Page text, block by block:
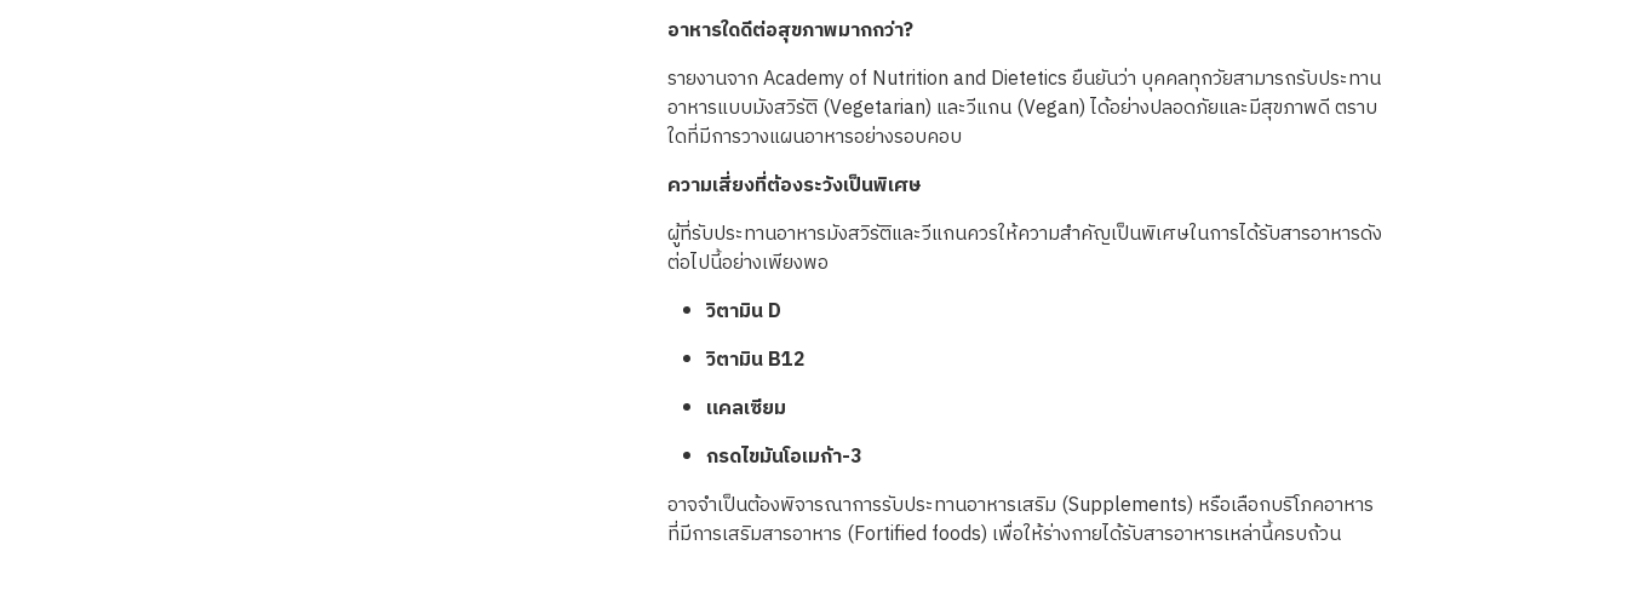
อาหารใดดีต่อสุขภาพมากกว่า?
รายงานจากAcademy of Nutrition and Dieteticsยืนยันว่า บุคคลทุกวัยสามารถรับประทาน
อาหารแบบมังสวิรัติ(Vegetarian) และวีแกน(Vegan)ได้อย่างปลอดภัยและมีสุขภาพดีตราบ
ใดที่มีการวางแผนอาหารอย่างรอบคอบ
ความเสี่ยงที่ต้องระวังเป็นพิเศษ
ผู้ที่รับประทานอาหารมังสวิรัติและวีแกนควรให้ความสำคัญเป็นพิเศษในการได้รับสารอาหารดัง
ต่อไปนี้อย่างเพียงพอ
วิตามิน D
วิตามิน B12
แคลเซียม
กรดไขมันโอเมก้า-3
อาจจำเป็นต้องพิจารณาการรับประทานอาหารเสริม (Supplements) หรือเลือกบริโภคอาหาร
ที่มีการเสริมสารอาหาร (Fortified foods) เพื่อให้ร่างกายได้รับสารอาหารเหล่านี้ครบถ้วน